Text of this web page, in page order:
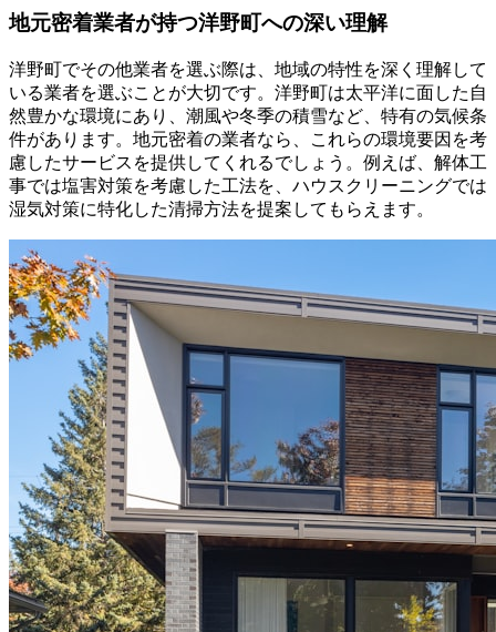
地元密着業者が持つ洋野町への深い理解
洋野町でその他業者を選ぶ際は、地域の特性を深く理解して
いる業者を選ぶことが大切です。洋野町は太平洋に面した自
然豊かな環境にあり、潮風や冬季の積雪など、特有の気候条
件があります。地元密着の業者なら、これらの環境要因を考
慮したサービスを提供してくれるでしょう。例えば、解体工
事では塩害対策を考慮した工法を、ハウスクリーニングでは
湿気対策に特化した清掃方法を提案してもらえます。